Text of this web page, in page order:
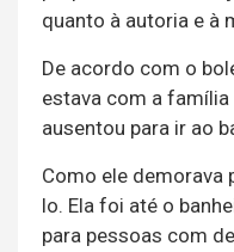
quanto à autoria e à
De acordo com o
estava com a
ausentou para ir ao
Como ele demorava
lo. Ela foi até o
para pessoas com